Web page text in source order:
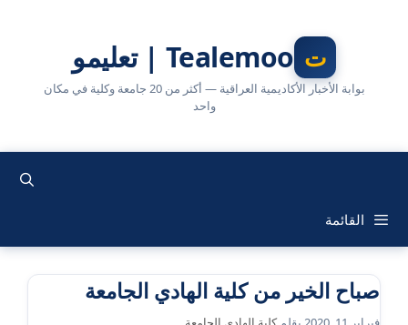
Tealemoo | تعليمو
بوابة الأخبار الأكاديمية العراقية — أكثر من 20 جامعة وكلية في مكان
واحد
القائمة
صباح الخير من كلية الهادي الجامعة